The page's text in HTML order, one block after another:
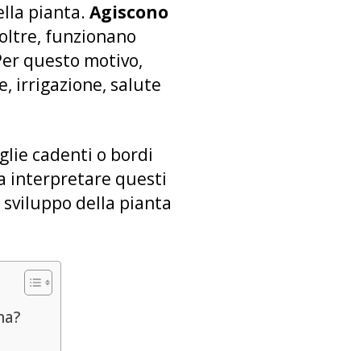
pianta. Agiscono
funzionano
questo motivo,
irrigazione, salute
cadenti o bordi
interpretare questi
della pianta